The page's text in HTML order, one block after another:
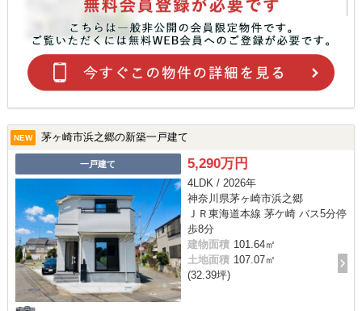
NEW 茅ヶ崎市浜之郷の新築一戸建て
一戸建て 5,290万円
4LDK / 2026年
神奈川県茅ヶ崎市浜之郷
ＪＲ東海道本線 茅ケ崎 バス5分停
歩8分
建物面積 101.64㎡
土地面積 107.07㎡
(32.39坪)